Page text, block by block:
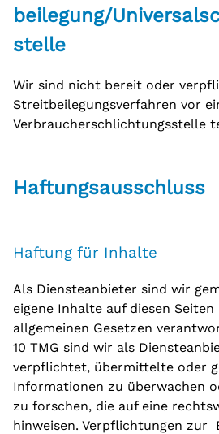
beilegung/
stelle
Wir sind nicht bereit oder
Streitbeilegungsverfahren vor
Verbraucherschlichtungsstelle
Haftungsausschluss
Haftung für Inhalte
Als Diensteanbieter sind wir
eigene Inhalte auf diesen Seiten
allgemeinen Gesetzen
10 TMG sind wir als
verpflichtet, übermittelte oder
Informationen zu überwachen
zu forschen, die auf eine
hinweisen. Verpflichtungen zur